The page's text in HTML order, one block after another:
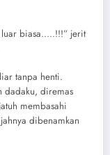
biasa…..!!!” jerit
tanpa henti.
dadaku, diremas
membasahi
dibenamkan